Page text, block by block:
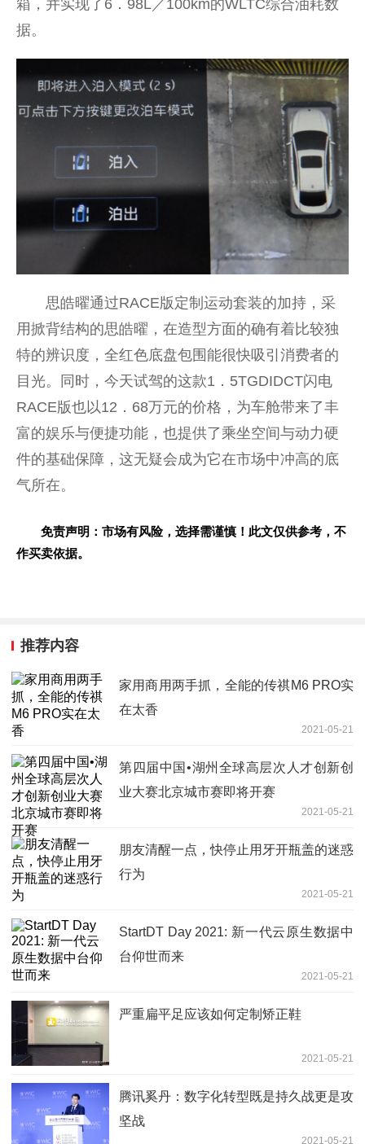
箱，并实现了6．98L／100km的WLTC综合油耗数
据。
思皓曜通过RACE版定制运动套装的加持，采
用掀背结构的思皓曜，在造型方面的确有着比较独
特的辨识度，全红色底盘包围能很快吸引消费者的
目光。同时，今天试驾的这款1．5TGDIDCT闪电
RACE版也以12．68万元的价格，为车舱带来了丰
富的娱乐与便捷功能，也提供了乘坐空间与动力硬
件的基础保障，这无疑会成为它在市场中冲高的底
气所在。
免责声明：市场有风险，选择需谨慎！此文仅供参考，不
作买卖依据。
推荐内容
家用商用两手抓，全能的传祺M6 PRO实
在太香
2021-05-21
第四届中国•湖州全球高层次人才创新创
业大赛北京城市赛即将开赛
2021-05-21
朋友清醒一点，快停止用牙开瓶盖的迷惑
行为
2021-05-21
StartDT Day 2021: 新一代云原生数据中
台仰世而来
2021-05-21
严重扁平足应该如何定制矫正鞋
2021-05-21
腾讯奚丹：数字化转型既是持久战更是攻
坚战
2021-05-21